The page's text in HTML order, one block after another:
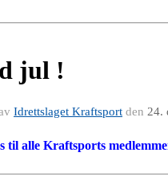
jul !
Idrettslaget Kraftsport den 24.
til alle Kraftsports